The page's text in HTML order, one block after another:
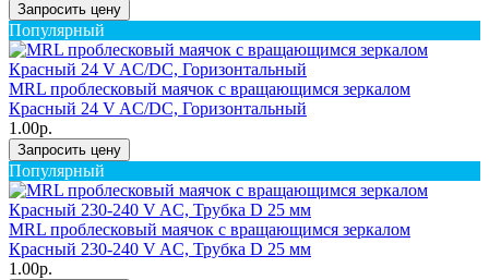
Запросить цену
Популярный
MRL проблесковый маячок с вращающимся зеркалом
Красный 24 V AC/DC, Горизонтальный
1.00р.
Запросить цену
Популярный
MRL проблесковый маячок с вращающимся зеркалом
Красный 230-240 V AC, Трубка D 25 мм
1.00р.